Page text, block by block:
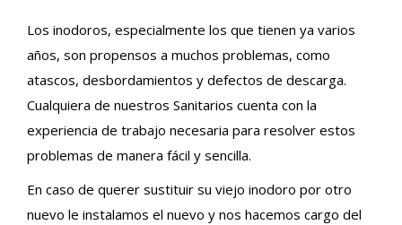
Los inodoros, especialmente los que tienen ya varios
años, son propensos a muchos problemas, como
atascos, desbordamientos y defectos de descarga.
Cualquiera de nuestros Sanitarios cuenta con la
experiencia de trabajo necesaria para resolver estos
problemas de manera fácil y sencilla.
En caso de querer sustituir su viejo inodoro por otro
nuevo le instalamos el nuevo y nos hacemos cargo del